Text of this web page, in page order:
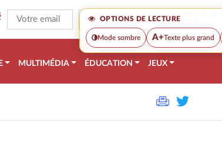
OPTIONS DE LECTURE
Mode sombre A+Texte plus grand
MULTIMÉDIA ÉDUCATION JEUX